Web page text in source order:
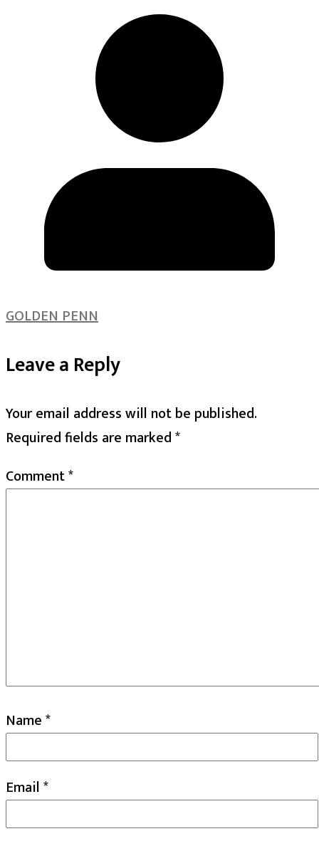
GOLDEN PENN
Leave a Reply
Your email address will not be published.
Required fields are marked*
Comment*
Name*
Email*